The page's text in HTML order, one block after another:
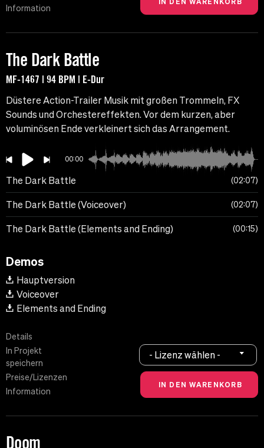
Information
The Dark Battle
MF-1467 | 94 BPM | E-Dur
Düstere Action-Trailer Musik mit großen Trommeln, FX
Sounds und Orchestereffekten. Vor dem kurzen, aber
voluminösen Ende verkleinert sich das Arrangement.
00:00
The Dark Battle 02:07
The Dark Battle (Voiceover) 02:07
The Dark Battle (Elements and Ending) 00:15
Demos
Hauptversion
Voiceover
Elements and Ending
Details
In Projekt
speichern
Preise/Lizenzen
Information
- Lizenz wählen -
Doom